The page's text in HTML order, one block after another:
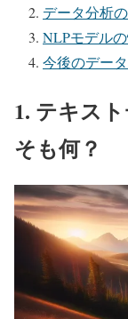
データ分析
NLPモデル
今後のデー
1. テキス
そも何？